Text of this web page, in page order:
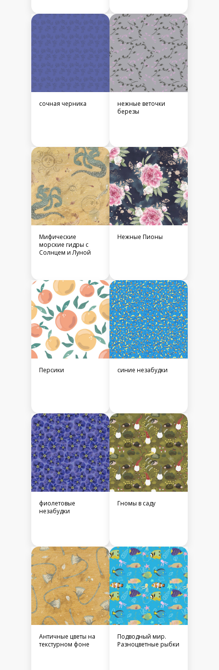
сочная черника
нежные веточки
березы
Мифические
морские гидры с
Солнцем и Луной
Нежные Пионы
Персики синие незабудки
фиолетовые
незабудки
Гномы в саду
Античные цветы на
текстурном фоне
Подводный мир.
Разноцветные рыбки